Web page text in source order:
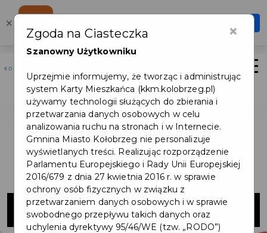
× Karta Mieszkańca
Szybciej, wygodniej, zawsze pod ręką
Logowanie/Rejestracja
LA MAISON
×
Zgoda na Ciasteczka
Szanowny Użytkowniku
Uprzejmie informujemy, że tworząc i administrując
system Karty Mieszkańca (kkm.kolobrzeg.pl)
używamy technologii służących do zbierania i
przetwarzania danych osobowych w celu
analizowania ruchu na stronach i w Internecie.
Gmnina Miasto Kołobrzeg nie personalizuje
wyświetlanych treści. Realizując rozporządzenie
Parlamentu Europejskiego i Rady Unii Europejskiej
2016/679 z dnia 27 kwietnia 2016 r. w sprawie
ochrony osób fizycznych w związku z
przetwarzaniem danych osobowych i w sprawie
swobodnego przepływu takich danych oraz
uchylenia dyrektywy 95/46/WE (tzw. „RODO”)